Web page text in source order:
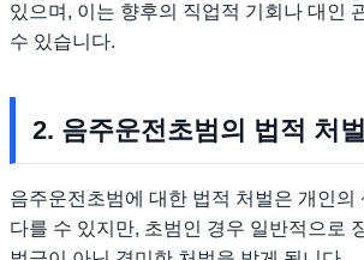
있으며, 이는 향후의 직업적 기회나 대인
수 있습니다.
2. 음주운전초범의 법적 처벌
음주운전초범에 대한 법적 처벌은 개인의
다를 수 있지만, 초범인 경우 일반적으로